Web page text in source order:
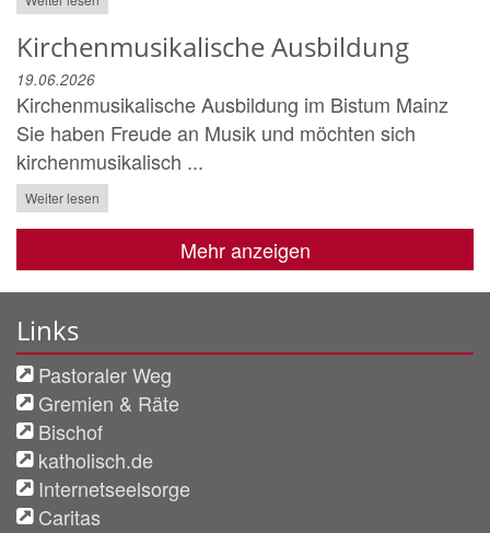
Kirchenmusikalische Ausbildung
19.06.2026
Kirchenmusikalische Ausbildung im Bistum Mainz
Sie haben Freude an Musik und möchten sich
kirchenmusikalisch ...
Weiter lesen
Mehr anzeigen
Links
Pastoraler Weg
Gremien & Räte
Bischof
katholisch.de
Internetseelsorge
Caritas